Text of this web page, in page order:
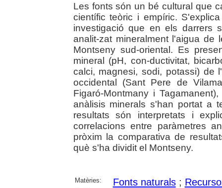
Les fonts són un bé cultural que
científic teòric i empíric.
investigació que en els darrers
analit-zat mineralment l'aigua
Montseny sud-oriental. Es
mineral (pH, con-ductivitat,
calci, magnesi, sodi, potassi) de
occidental (Sant Pere de
Figaró-Montmany i
anàlisis minerals s'han portat a
resultats són interpretats i
correlacions entre paràmetres
pròxim la comparativa de
què s'ha dividit el Montseny.
Matèries: Fonts naturals;